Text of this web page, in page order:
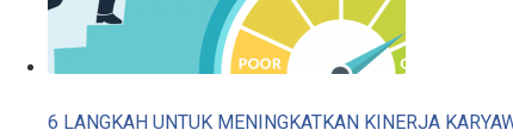
6 LANGKAH UNTUK MENINGKATKAN KINERJA